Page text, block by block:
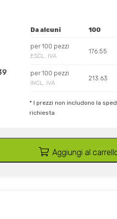
Da alcuni 100
per 100 pezzi
ESCL. IVA
176.55
per 100 pezzi
INCL. IVA
213.63
* I prezzi non includono la
richiesta
Aggiungi al